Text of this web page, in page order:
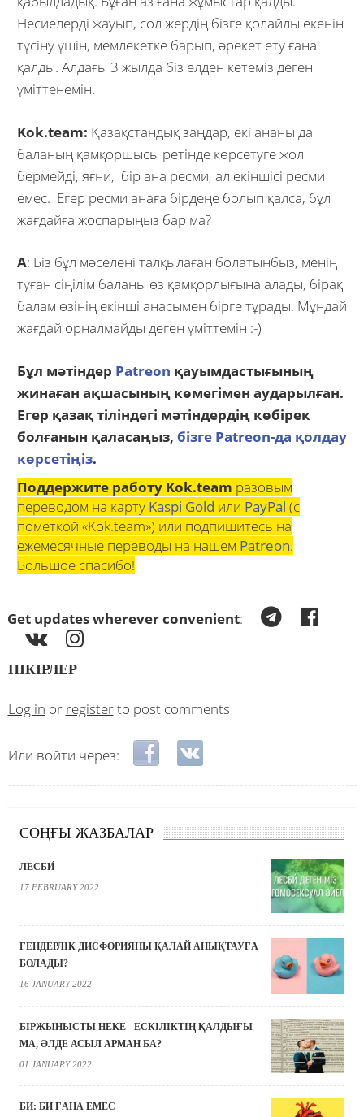
Несиелерді жауып, сол жердің бізге қолайлы екенін
түсіну үшін, мемлекетке барып, әрекет ету ғана
қалды. Алдағы 3 жылда біз елден кетеміз деген
үміттенемін.
Kok.team: Қазақстандық заңдар, екі ананы да
баланың қамқоршысы ретінде көрсетуге жол
бермейді, яғни, бір ана ресми, ал екіншісі ресми
емес. Егер ресми анаға бірдеңе болып қалса, бұл
жағдайға жоспарыңыз бар ма?
А: Біз бұл мәселені талқылаған болатынбыз, менің
туған сіңілім баланы өз қамқорлығына алады, бірақ
балам өзінің екінші анасымен бірге тұрады. Мұндай
жағдай орналмайды деген үміттемін :-)
Бұл мәтіндер Patreon қауымдастығының
жинаған ақшасының көмегімен аударылған.
Егер қазақ тіліндегі мәтіндердің көбірек
болғанын қаласаңыз, бізге Patreon-да қолдау
көрсетіңіз.
Поддержите работу Kok.team разовым
переводом на карту Kaspi Gold или PayPal (с
пометкой «Kok.team») или подпишитесь на
ежемесячные переводы на нашем Patreon.
Большое спасибо!
Get updates wherever convenient:
ПІКІРЛЕР
Log in or registerto post comments
Или войти через: Login with Facebook
Login with VKontakte
СОҢҒЫ ЖАЗБАЛАР
ЛЕСБИ́
17 FEBRUARY 2022
ГЕНДЕРЛІК ДИСФОРИЯНЫ ҚАЛАЙ АНЫҚТАУҒА
БОЛАДЫ?
16 JANUARY 2022
БІРЖЫНЫСТЫ НЕКЕ - ЕСКІЛІКТІҢ ҚАЛДЫҒЫ
МА, ӘЛДЕ АСЫЛ АРМАН БА?
01 JANUARY 2022
БИ: БИ ҒАНА ЕМЕС